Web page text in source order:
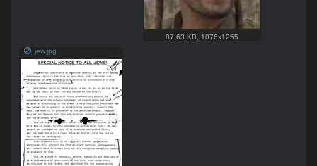
87.63 KB
1076x1255
jew.jpg